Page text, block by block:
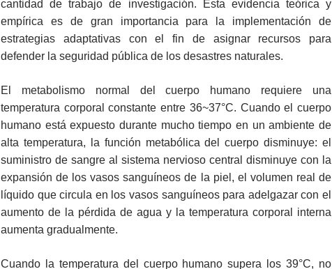
cantidad de trabajo de investigación. Esta evidencia teórica y
empírica es de gran importancia para la implementación de
estrategias adaptativas con el fin de asignar recursos para
defender la seguridad pública de los desastres naturales.
El metabolismo normal del cuerpo humano requiere una
temperatura corporal constante entre 36~37°C. Cuando el cuerpo
humano está expuesto durante mucho tiempo en un ambiente de
alta temperatura, la función metabólica del cuerpo disminuye: el
suministro de sangre al sistema nervioso central disminuye con la
expansión de los vasos sanguíneos de la piel, el volumen real de
líquido que circula en los vasos sanguíneos para adelgazar con el
aumento de la pérdida de agua y la temperatura corporal interna
aumenta gradualmente.
Cuando la temperatura del cuerpo humano supera los 39°C, no